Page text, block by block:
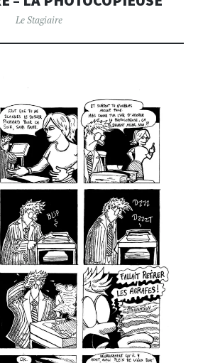
Le Stagiaire